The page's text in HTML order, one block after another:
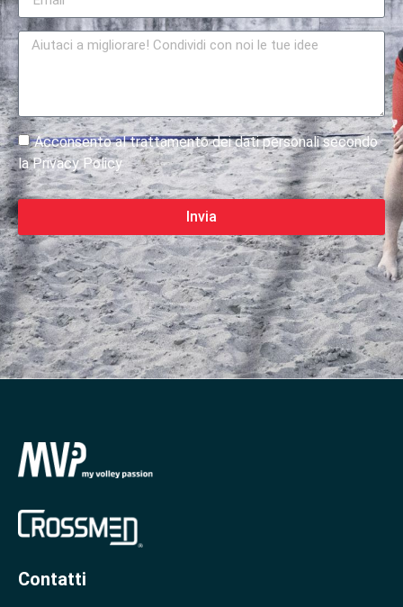
Acconsento al trattamento dei dati personali secondo
la Privacy Policy
Invia
Contatti